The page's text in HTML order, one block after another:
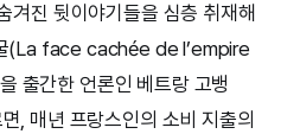
겨진 뒷이야기들을 심층 취재해
(La face cachée de l’empire
출간한 언론인 베트랑 고뱅
, 매년 프랑스인의 소비 지출의